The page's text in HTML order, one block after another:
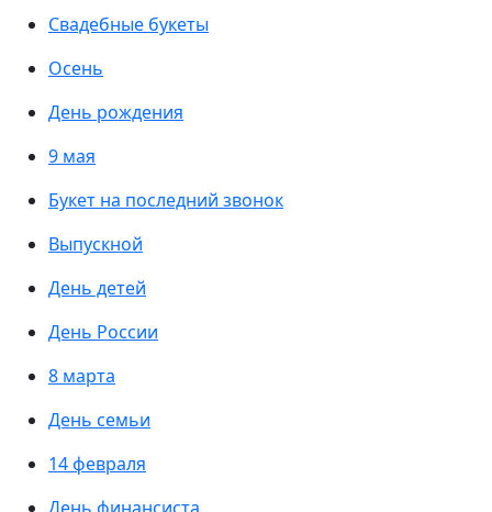
Свадебные букеты
Осень
День рождения
9 мая
Букет на последний звонок
Выпускной
День детей
День России
8 марта
День семьи
14 февраля